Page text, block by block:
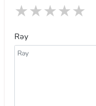
★
★
★
★
★
Rəy